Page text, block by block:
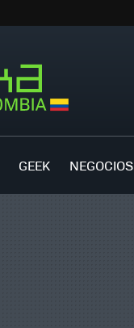
GEEK NEGOCIOS